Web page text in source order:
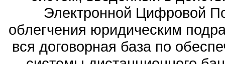
Электронной Цифровой
облегчения юридическим
вся договорная база по